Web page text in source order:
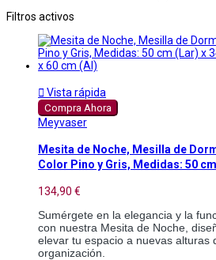
Filtros activos
 Vista rápida
Compra Ahora
Meyvaser
Mesita de Noche, Mesilla de
Color Pino y Gris, Medidas: 50
134,90 €
Sumérgete en la elegancia y la
con nuestra Mesita de Noche,
elevar tu espacio a nuevas alturas
organización.